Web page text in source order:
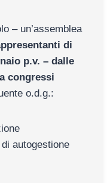
– un’assemblea
di
p.v. – dalle
congressi
o.d.g.:
autogestione